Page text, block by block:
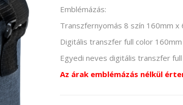
Emblémázás:
Transzfernyomás 8 szín 160mm x
Digitális transzfer full color
Egyedi neves digitális transzfer
Az árak emblémázás nélkül